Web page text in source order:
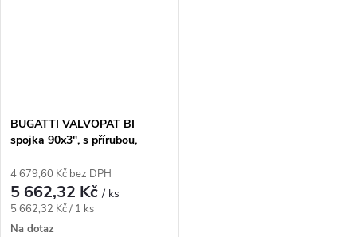
BUGATTI VALVOPAT BI
spojka 90x3", s přírubou,
svěrná, voda/plyn, mosaz
4 679,60 Kč bez DPH
5 662,32 Kč/ ks
Měrná
cena:
5 662,32 Kč / 1 ks
Na dotaz